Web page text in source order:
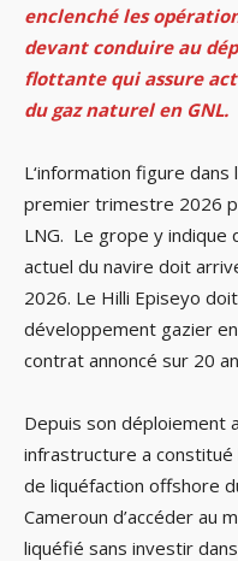
enclenché les
devant conduire au
flottante qui assure
du gaz naturel en GNL.
L‘information figure
premier trimestre 2026
LNG. Le grope y indique
actuel du navire doit
2026. Le Hilli Episeyo
développement gazier
contrat annoncé sur 20
Depuis son déploiement
infrastructure a constitué
de liquéfaction offshore
Cameroun d’accéder au
liquéfié sans investir